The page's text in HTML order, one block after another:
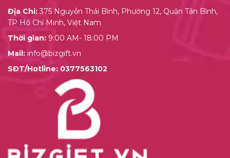
Địa Chỉ:375 Nguyễn Thái Bình, Phường 12, Quận Tân Bình,
TP Hồ Chí Minh, Việt Nam
Thời gian:9:00 AM- 18:00 PM
Mail: info@bizgift.vn
SĐT/Hotline: 0377563102